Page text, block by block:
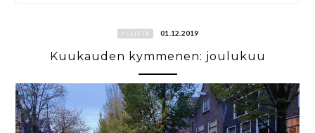
YLEISTÄ 01.12.2019
Kuukauden kymmenen: joulukuu